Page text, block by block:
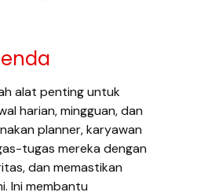
alat penting untuk
harian, mingguan, dan
planner, karyawan
tugas mereka dengan
dan memastikan
Ini membantu